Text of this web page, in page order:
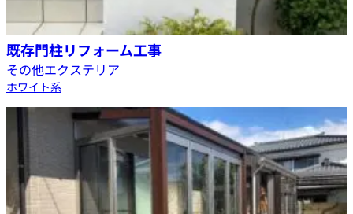
既存門柱リフォーム工事
その他エクステリア
ホワイト系